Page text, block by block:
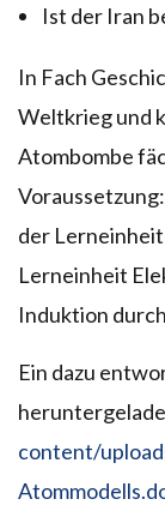
Ist der Iran
In Fach
Weltkrieg und
Atombombe
der
Lerneinheit
Induktion
Ein dazu
content/